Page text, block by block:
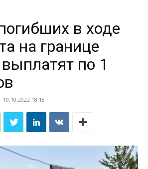
в ходе
на границе
по 1
19.10.2022 18:18